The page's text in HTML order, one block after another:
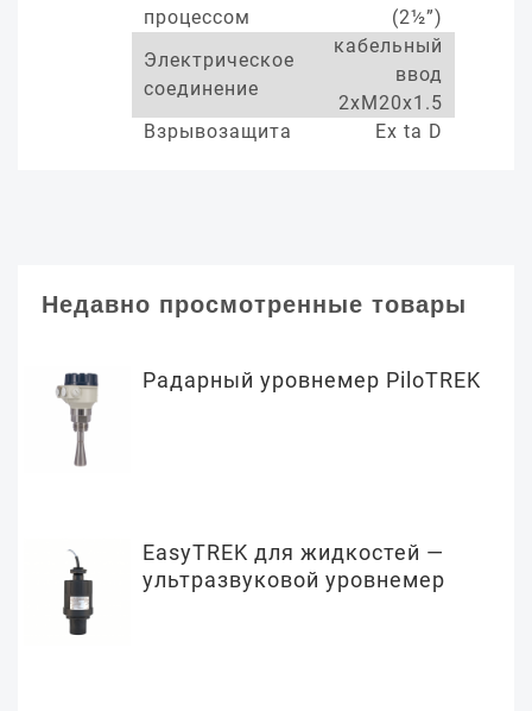
процессом
(2½”)
Электрическое
соединение
кабельный
ввод
2xM20x1.5
Взрывозащита
Ex ta D
Недавно просмотренные товары
Радарный уровнемер PiloTREK
EasyTREK для жидкостей —
ультразвуковой уровнемер